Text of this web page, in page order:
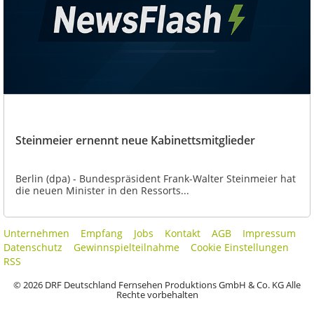
Steinmeier ernennt neue Kabinettsmitglieder
Berlin (dpa) - Bundespräsident Frank-Walter Steinmeier hat
die neuen Minister in den Ressorts...
Unternehmen Empfang Jobs Kontakt AGB
Impressum
Datenschutz
Gewinnspielteilnahme
Cookie Einstellungen
RSS
© 2026 DRF Deutschland Fernsehen Produktions GmbH & Co. KG Alle
Rechte vorbehalten